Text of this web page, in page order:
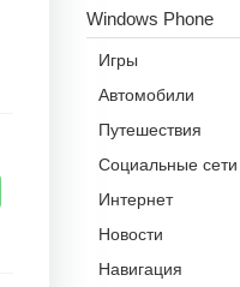
Windows Phone
Игры
Автомобили
Путешествия
Социальные сети
Интернет
Новости
Навигация